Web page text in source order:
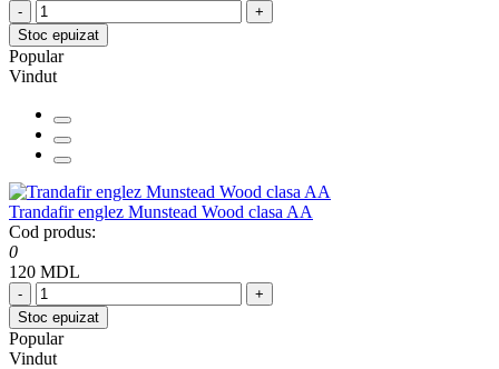
-
+
Stoc epuizat
Popular
Vindut
Trandafir englez Munstead Wood clasa AA
Cod produs:
0
120 MDL
-
+
Stoc epuizat
Popular
Vindut